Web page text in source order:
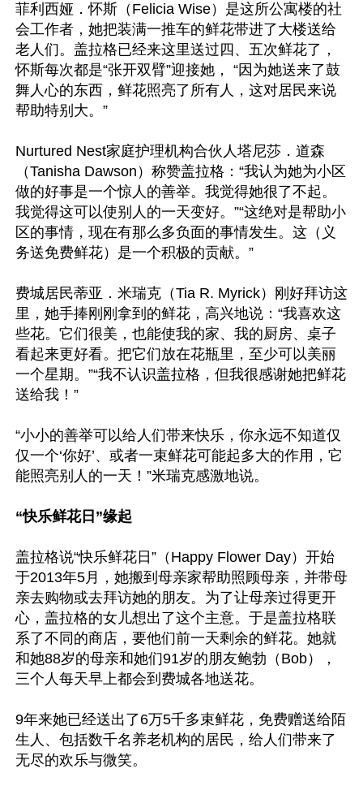
菲利西娅．怀斯（Felicia Wise）是这所公寓楼的社
会工作者，她把装满一推车的鲜花带进了大楼送给
老人们。盖拉格已经来这里送过四、五次鲜花了，
怀斯每次都是“张开双臂”迎接她， “因为她送来了鼓
舞人心的东西，鲜花照亮了所有人，这对居民来说
帮助特别大。”
Nurtured Nest家庭护理机构合伙人塔尼莎．道森
（Tanisha Dawson）称赞盖拉格：“我认为她为小区
做的好事是一个惊人的善举。我觉得她很了不起。
我觉得这可以使别人的一天变好。”“这绝对是帮助小
区的事情，现在有那么多负面的事情发生。这（义
务送免费鲜花）是一个积极的贡献。”
费城居民蒂亚．米瑞克（Tia R. Myrick）刚好拜访这
里，她手捧刚刚拿到的鲜花，高兴地说：“我喜欢这
些花。它们很美，也能使我的家、我的厨房、桌子
看起来更好看。把它们放在花瓶里，至少可以美丽
一个星期。”“我不认识盖拉格，但我很感谢她把鲜花
送给我！”
“小小的善举可以给人们带来快乐，你永远不知道仅
仅一个‘你好’、或者一束鲜花可能起多大的作用，它
能照亮别人的一天！”米瑞克感激地说。
“快乐鲜花日”缘起
盖拉格说“快乐鲜花日”（Happy Flower Day）开始
于2013年5月，她搬到母亲家帮助照顾母亲，并带母
亲去购物或去拜访她的朋友。为了让母亲过得更开
心，盖拉格的女儿想出了这个主意。于是盖拉格联
系了不同的商店，要他们前一天剩余的鲜花。她就
和她88岁的母亲和她们91岁的朋友鲍勃（Bob），
三个人每天早上都会到费城各地送花。
9年来她已经送出了6万5千多束鲜花，免费赠送给陌
生人、包括数千名养老机构的居民，给人们带来了
无尽的欢乐与微笑。